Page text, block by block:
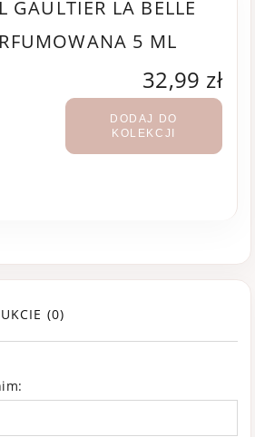
GAULTIER LA BELLE
5 ML
32,99 zł
DODAJ DO
KOLEKCJI
(0)